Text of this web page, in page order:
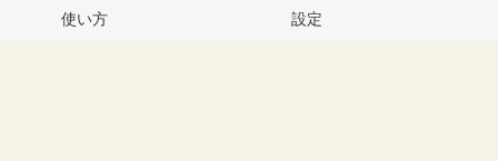
使い方 設定